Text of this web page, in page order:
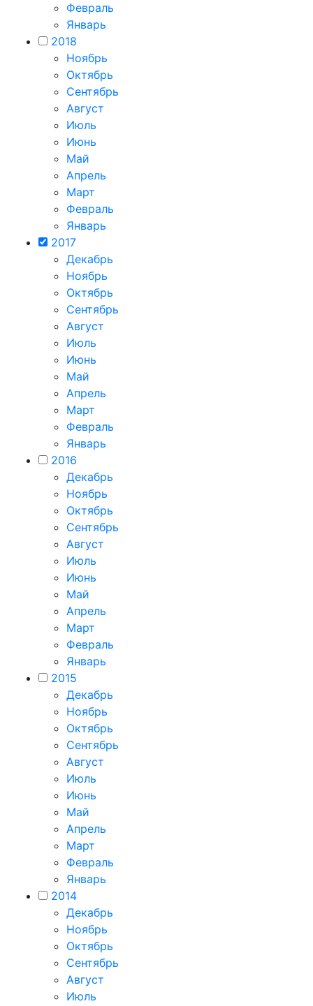
Февраль
Январь
2018
Ноябрь
Октябрь
Сентябрь
Август
Июль
Июнь
Май
Апрель
Март
Февраль
Январь
2017
Декабрь
Ноябрь
Октябрь
Сентябрь
Август
Июль
Июнь
Май
Апрель
Март
Февраль
Январь
2016
Декабрь
Ноябрь
Октябрь
Сентябрь
Август
Июль
Июнь
Май
Апрель
Март
Февраль
Январь
2015
Декабрь
Ноябрь
Октябрь
Сентябрь
Август
Июль
Июнь
Май
Апрель
Март
Февраль
Январь
2014
Декабрь
Ноябрь
Октябрь
Сентябрь
Август
Июль